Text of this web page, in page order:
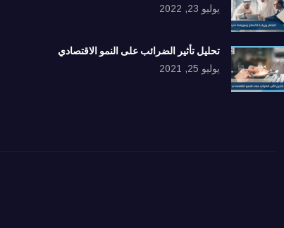
يوليو 23, 2022
تحليل تأثير الضرائب على النمو الاقتصادي
يوليو 25, 2021